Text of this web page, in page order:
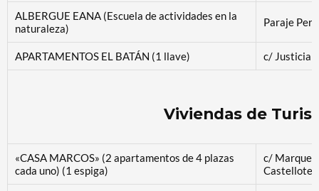
ALBERGUE EANA (Escuela de actividades en la
naturaleza)
Paraje
APARTAMENTOS EL BATÁN (1 llave) c/ Justicia
Viviendas de
«CASA MARCOS» (2 apartamentos de 4 plazas
cada uno) (1 espiga)
c/ Marques
Castellote